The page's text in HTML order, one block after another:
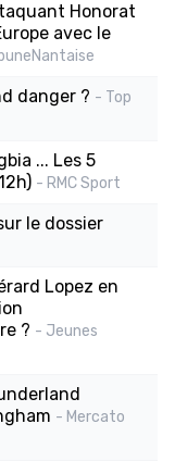
Honorat
avec le
danger ? - Top
... Les 5
- RMC Sport
le dossier
Lopez en
? - Jeunes
- Mercato